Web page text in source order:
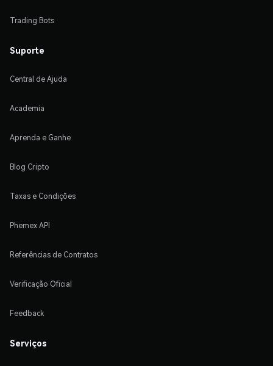
Trading Bots
Suporte
Central de Ajuda
Academia
Aprenda e Ganhe
Blog Cripto
Taxas e Condições
Phemex API
Referências de Contratos
Verificação Oficial
Feedback
Serviços